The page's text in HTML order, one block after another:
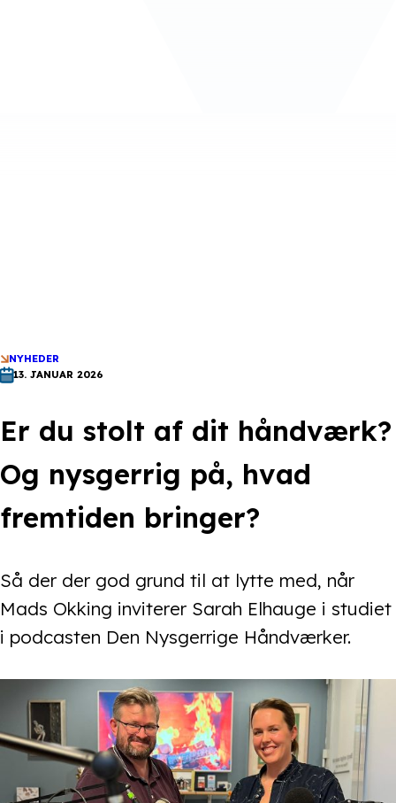
NYHEDER
13. JANUAR 2026
Er du stolt af dit håndværk?
Og nysgerrig på, hvad
fremtiden bringer?
Så der der god grund til at lytte med, når
Mads Okking inviterer Sarah Elhauge i studiet
i podcasten Den Nysgerrige Håndværker.